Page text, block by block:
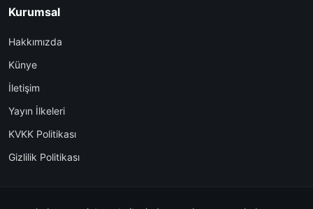
Kurumsal
Hakkımızda
Künye
İletişim
Yayın İlkeleri
KVKK Politikası
Gizlilik Politikası